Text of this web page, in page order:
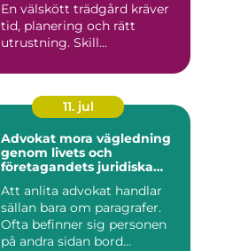
En välskött trädgård kräver
tid, planering och rätt
utrustning. Skill...
11. jul
Advokat mora vägledning
genom livets och
företagandets juridiska
Att anlita advokat handlar
sällan bara om paragrafer.
Ofta befinner sig personen
på andra sidan bord...